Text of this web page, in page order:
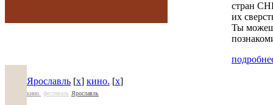
стран
их
Ты
Ярославль [x] кино. [x]
кино. фестиваль Ярославль